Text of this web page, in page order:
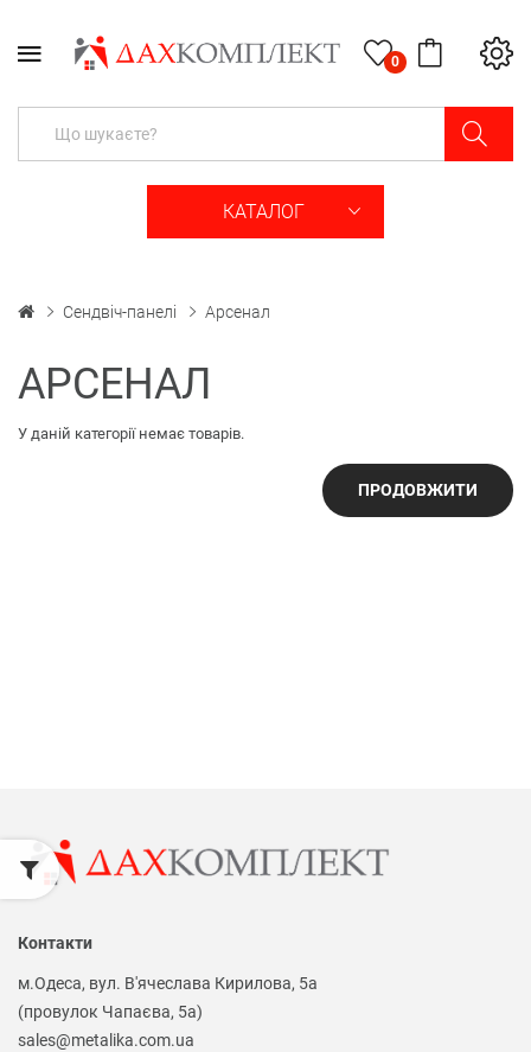
0
КАТАЛОГ
Сендвіч-панелі Арсенал
АРСЕНАЛ
У даній категорії немає товарів.
ПРОДОВЖИТИ
Контакти
м.Одеса, вул. В'ячеслава Кирилова, 5а
(провулок Чапаєва, 5а)
sales@metalika.com.ua